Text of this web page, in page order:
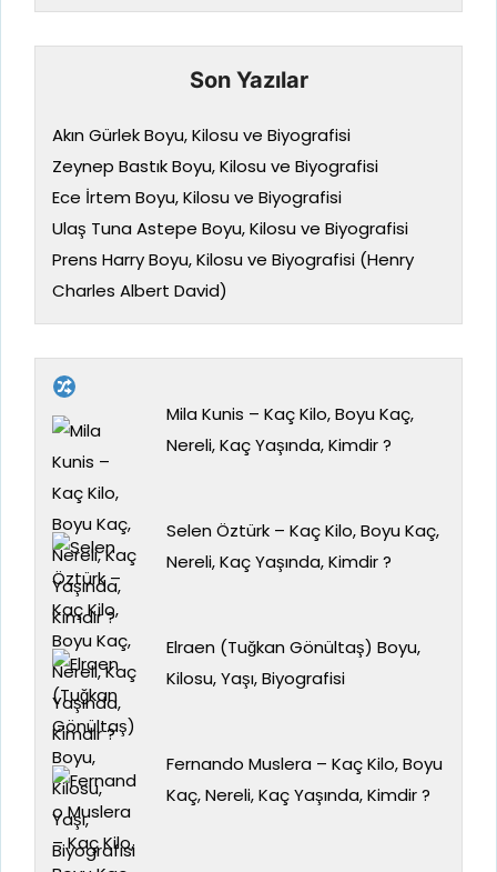
Son Yazılar
Akın Gürlek Boyu, Kilosu ve Biyografisi
Zeynep Bastık Boyu, Kilosu ve Biyografisi
Ece İrtem Boyu, Kilosu ve Biyografisi
Ulaş Tuna Astepe Boyu, Kilosu ve Biyografisi
Prens Harry Boyu, Kilosu ve Biyografisi (Henry
Charles Albert David)
Mila Kunis – Kaç Kilo, Boyu Kaç,
Nereli, Kaç Yaşında, Kimdir ?
Selen Öztürk – Kaç Kilo, Boyu Kaç,
Nereli, Kaç Yaşında, Kimdir ?
Elraen (Tuğkan Gönültaş) Boyu,
Kilosu, Yaşı, Biyografisi
Fernando Muslera – Kaç Kilo, Boyu
Kaç, Nereli, Kaç Yaşında, Kimdir ?